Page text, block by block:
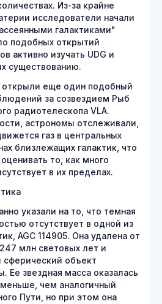
Из-за крайне
исследователи начали
галактиками"
подобных открытий
активно изучать UDG и
существованию.
открыли еще один подобный
за созвездием Рыб
радиотелескопа VLA.
астрономы отслеживали,
газ в центральных
близлежащих галактик, что
то, как много
в их пределах.
указали на то, что темная
отсутствует в одной из
AGC 114905. Она удалена от
млн световых лет и
сферический объект
Ее звездная масса оказалась
чем аналогичный
Пути, но при этом она